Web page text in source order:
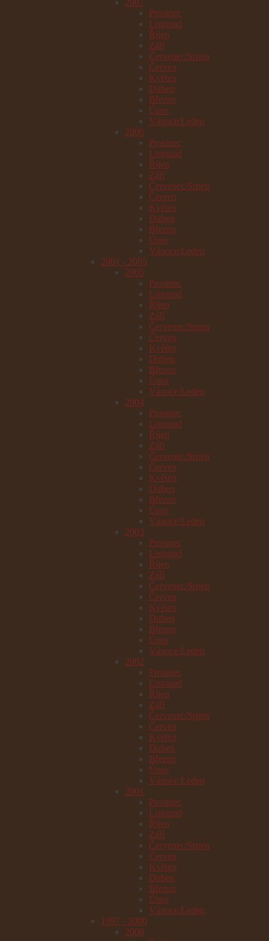
Prosinec
Listopad
Říjen
Září
Červenec/Srpen
Červen
Květen
Duben
Březen
Únor
Vánoce/Leden
2006
Prosinec
Listopad
Říjen
Září
Červenec/Srpen
Červen
Květen
Duben
Březen
Únor
Vánoce/Leden
2001 - 2005
2005
Prosinec
Listopad
Říjen
Září
Červenec/Srpen
Červen
Květen
Duben
Březen
Únor
Vánoce/Leden
2004
Prosinec
Listopad
Říjen
Září
Červenec/Srpen
Červen
Květen
Duben
Březen
Únor
Vánoce/Leden
2003
Prosinec
Listopad
Říjen
Září
Červenec/Srpen
Červen
Květen
Duben
Březen
Únor
Vánoce/Leden
2002
Prosinec
Listopad
Říjen
Září
Červenec/Srpen
Červen
Květen
Duben
Březen
Únor
Vánoce/Leden
2001
Prosinec
Listopad
Říjen
Září
Červenec/Srpen
Červen
Květen
Duben
Březen
Únor
Vánoce/Leden
1997 - 2000
2000